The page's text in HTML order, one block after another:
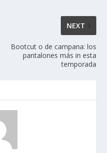
NEXT
Bootcut o de campana: los
pantalones más in esta
temporada